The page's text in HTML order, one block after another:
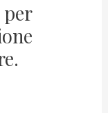
per